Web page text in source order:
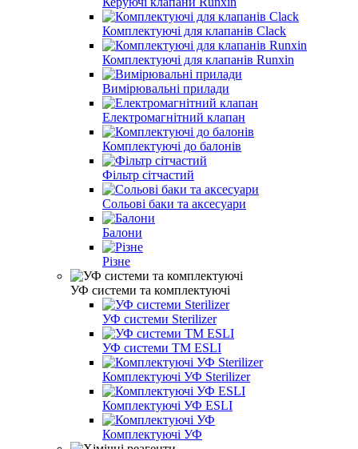
Комплектуючі для клапанів Clack
Комплектуючі для клапанів Runxin
Вимірювальні прилади
Електромагнітний клапан
Комплектуючі до балонів
Фільтр сітчастий
Сольові баки та аксесуари
Балони
Різне
УФ системи та комплектуючі
УФ системи Sterilizer
УФ системи TM ESLI
Комплектуючі УФ Sterilizer
Комплектуючі УФ ESLI
Комплектуючі УФ